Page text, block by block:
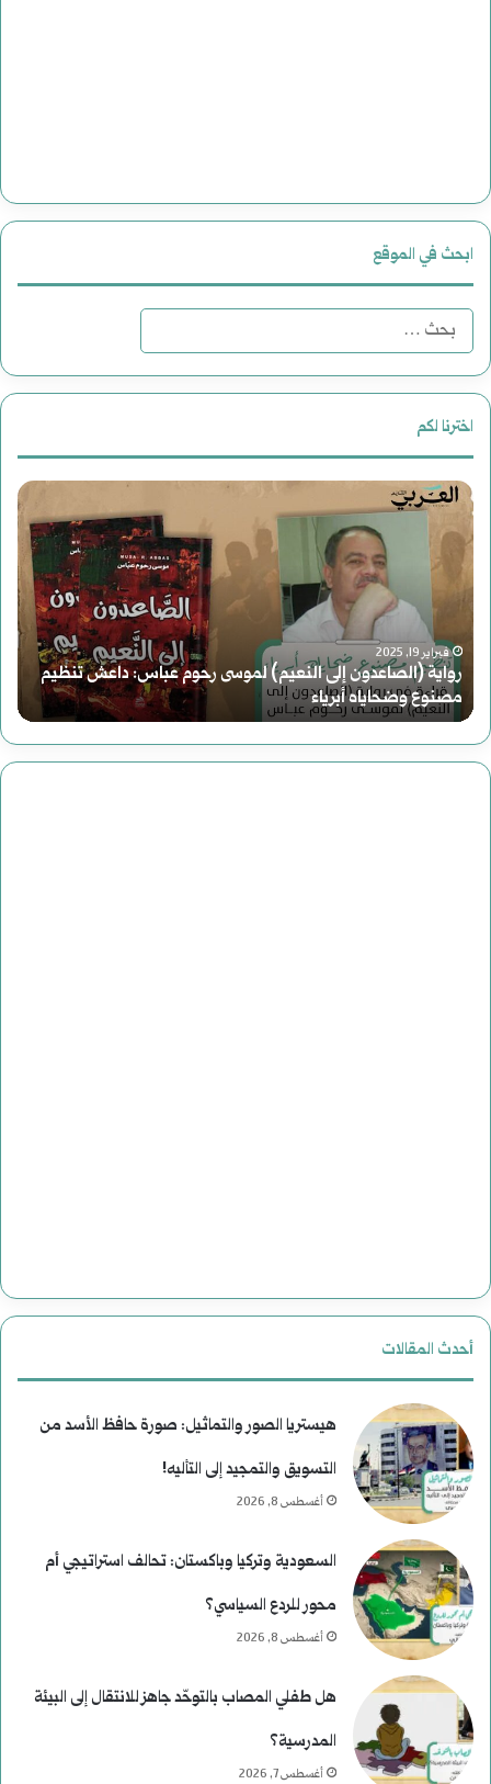
ابحث في الموقع
عن:
اخترنا لكم
رواية
(الصاعدون
إلى
النعيم)
لموسى
رحوم
عباس:
فبراير 19, 2025
رواية (الصاعدون إلى النعيم) لموسى رحوم عباس: داعش تنظيم
مصنوع وضحاياه أبرياء
|
أحدث المقالات
هيستريا الصور والتماثيل: صورة حافظ الأسد من
التسويق والتمجيد إلى التأليه!
أغسطس 8, 2026
السعودية وتركيا وباكستان: تحالف استراتيجي أم
محور للردع السياسي؟
أغسطس 8, 2026
هل طفلي المصاب بالتوحّد جاهز للانتقال إلى البيئة
المدرسية؟
أغسطس 7, 2026